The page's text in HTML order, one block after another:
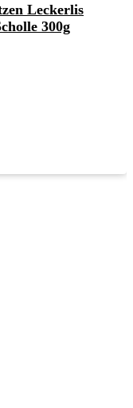
Leckerlis
300g